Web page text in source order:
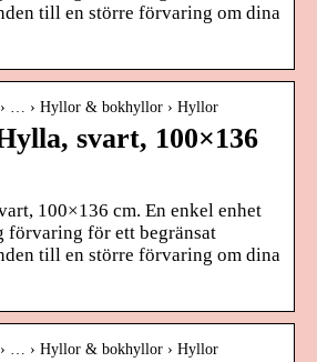
till en större förvaring om dina
› … › Hyllor & bokhyllor › Hyllor
svart, 100×136
100×136 cm. En enkel enhet
för ett begränsat
till en större förvaring om dina
› … › Hyllor & bokhyllor › Hyllor